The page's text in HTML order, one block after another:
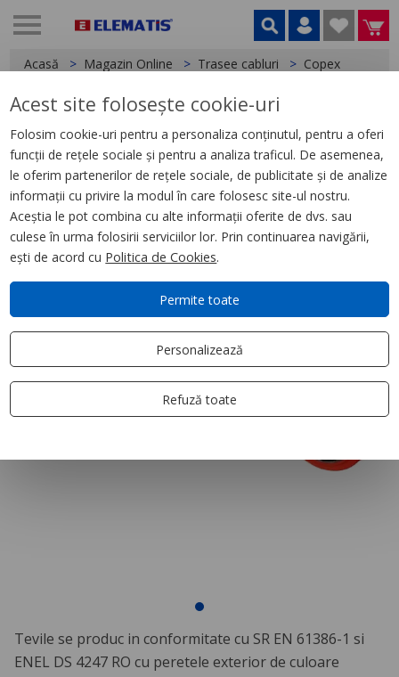
Acasă Magazin Online Trasee cabluri Copex
< Copex
Teava corugata PE, protectie
cablu DE 75, 50m
Tevile se produc in conformitate cu SR EN 61386-1 si
ENEL DS 4247 RO cu peretele exterior de culoare
Acest site folosește cookie-uri
Folosim cookie-uri pentru a personaliza conținutul, pentru a oferi
funcții de rețele sociale și pentru a analiza traficul. De asemenea,
le oferim partenerilor de rețele sociale, de publicitate și de analize
informații cu privire la modul în care folosesc site-ul nostru.
Aceștia le pot combina cu alte informații oferite de dvs. sau
culese în urma folosirii serviciilor lor. Prin continuarea navigării,
ești de acord cu Politica de Cookies.
Permite toate
Personalizează
Refuză toate